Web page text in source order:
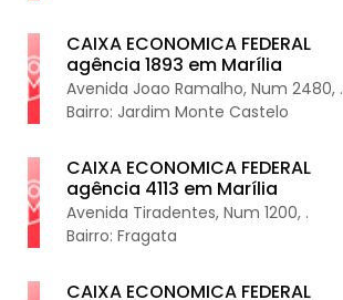
CAIXA ECONOMICA FEDERAL
agência 1893 em Marília
Avenida Joao Ramalho, Num 2480, .
Bairro: Jardim Monte Castelo
CAIXA ECONOMICA FEDERAL
agência 4113 em Marília
Avenida Tiradentes, Num 1200, .
Bairro: Fragata
CAIXA ECONOMICA FEDERAL